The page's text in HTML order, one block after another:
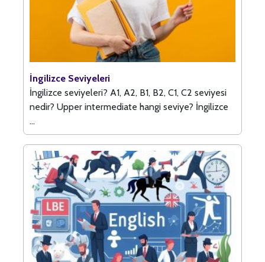
İngilizce Seviyeleri
İngilizce seviyeleri? A1, A2, B1, B2, C1, C2 seviyesi
nedir? Upper intermediate hangi seviye? İngilizce
...